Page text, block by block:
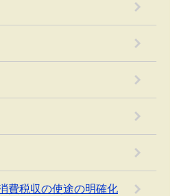
費税収の使途の明確化